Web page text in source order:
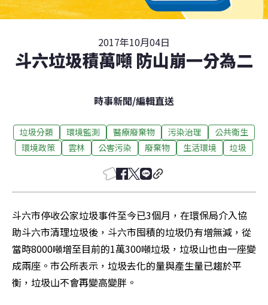
2017年10月04日
斗六垃圾積萬噸 防山崩一分為二
時事新聞/編輯直送
垃圾分類 環境監測 醫療廢棄物 污染治理
公共衛生
環境政策
雲林 公害污染 廢棄物 生活環境 垃圾
斗六市停收公家垃圾事件至今已3個月，在環保局介入協
助斗六市清理垃圾後，斗六市囤積的垃圾仍有增無減，從
當時8000噸增至目前的1萬300噸垃圾，垃圾山也由一座變
成兩座。市公所表示，垃圾去化的量與產生量已趨於平
衡，垃圾山不會再變高變胖。